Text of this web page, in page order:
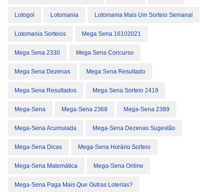
Lotogol Lotomania Lotomania Mais Um Sorteio Semanal
Lotomania Sorteios Mega Sena 16102021
Mega Sena 2330 Mega Sena Concurso
Mega Sena Dezenas Mega Sena Resultado
Mega Sena Resultados Mega Sena Sorteio 2419
Mega-Sena Mega-Sena 2368 Mega-Sena 2389
Mega-Sena Acumulada Mega-Sena Dezenas Sugestão
Mega-Sena Dicas Mega-Sena Horário Sorteio
Mega-Sena Matemática Mega-Sena Online
Mega-Sena Paga Mais Que Outras Loterias?